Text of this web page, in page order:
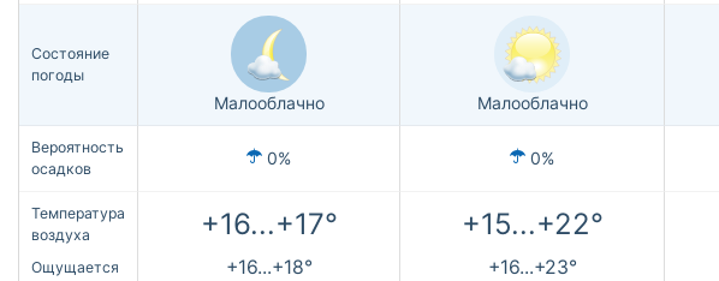
Состояние
погоды
Малооблачно Малооблачно
Вероятность
осадков
0% 0%
Температура
воздуха
+16...+17° +15...+22°
Ощущается +16...+18° +16...+23°